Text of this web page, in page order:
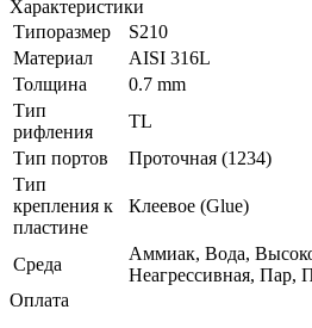
Характеристики
Типоразмер
S210
Материал
AISI 316L
Толщина
0.7 mm
Тип
рифления
ТL
Тип портов
Проточная (1234)
Тип
крепления к
пластине
Клеевое (Glue)
Среда
Аммиак, Вода,
Неагрессивная, Пар,
Оплата